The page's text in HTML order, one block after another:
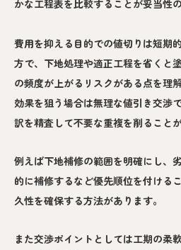
かな工程表を比較することが妥当性
費用を抑える目的での値切りは短期
方で、下地処理や適正工程を省くと
の頻度が上がるリスクがある点を理
効果を狙う場合は無理な値引き交渉
訳を精査して不要な重複を削ることが
例えば下地補修の範囲を明確にし、
的に補修するなど優先順位を付ける
久性を確保する方法があります。
また交渉ポイントとしては工期の柔